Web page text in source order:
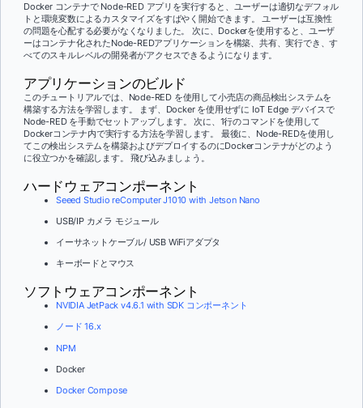
Docker コンテナで Node-RED アプリを実行すると、ユーザーは適切なデフォル
トと環境変数によるカスタマイズをすばやく開始できます。 ユーザーは互換性
の問題を心配する必要がなくなりました。 次に、Dockerを使用すると、ユーザ
ーはコンテナ化されたNode-REDアプリケーションを構築、共有、実行でき、す
べてのスキルレベルの開発者がアクセスできるようになります。
アプリケーションのビルド
このチュートリアルでは、Node-RED を使用して小売店の商品検出システムを
構築する方法を学習します。 まず、Docker を使用せずに IoT Edge デバイスで
Node-RED を手動でセットアップします。 次に、1行のコマンドを使用して
Dockerコンテナ内で実行する方法を学習します。 最後に、Node-REDを使用し
てこの検出システムを構築およびデプロイするのにDockerコンテナがどのよう
に役立つかを確認します。 飛び込みましょう。
ハードウェアコンポーネント
Seeed Studio reComputer J1010 with Jetson Nano
USB/IP カメラ モジュール
イーサネットケーブル/ USB WiFiアダプタ
キーボードとマウス
ソフトウェアコンポーネント
NVIDIA JetPack v4.6.1 with SDK コンポーネント
ノード 16.x
NPM
Docker
Docker Compose